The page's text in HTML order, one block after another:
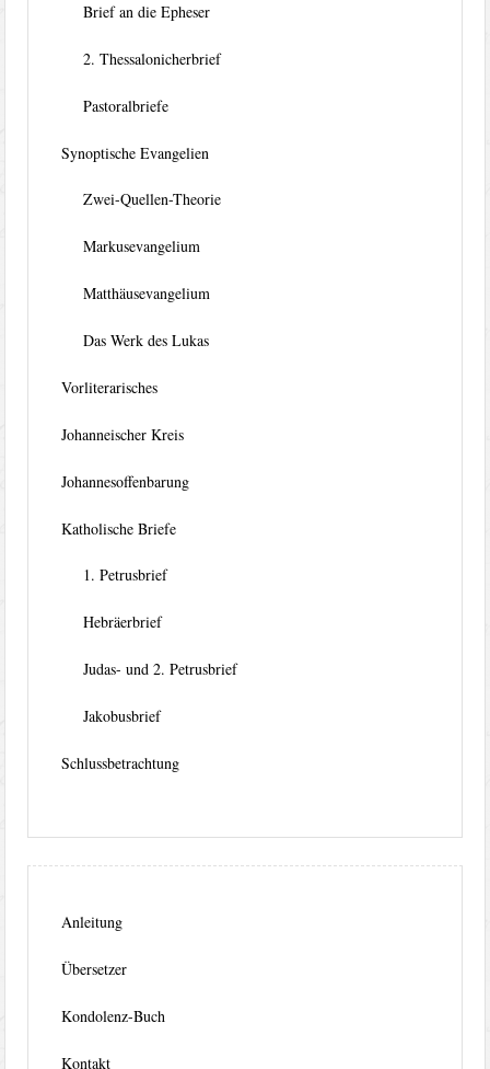
Brief an die Epheser
2. Thessalonicherbrief
Pastoralbriefe
Synoptische Evangelien
Zwei-Quellen-Theorie
Markusevangelium
Matthäusevangelium
Das Werk des Lukas
Vorliterarisches
Johanneischer Kreis
Johannesoffenbarung
Katholische Briefe
1. Petrusbrief
Hebräerbrief
Judas- und 2. Petrusbrief
Jakobusbrief
Schlussbetrachtung
Anleitung
Übersetzer
Kondolenz-Buch
Kontakt